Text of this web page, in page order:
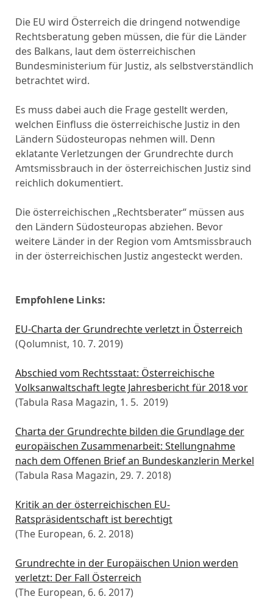
Die EU wird Österreich die dringend notwendige
Rechtsberatung geben müssen, die für die Länder
des Balkans, laut dem österreichischen
Bundesministerium für Justiz, als selbstverständlich
betrachtet wird.
Es muss dabei auch die Frage gestellt werden,
welchen Einfluss die österreichische Justiz in den
Ländern Südosteuropas nehmen will. Denn
eklatante Verletzungen der Grundrechte durch
Amtsmissbrauch in der österreichischen Justiz sind
reichlich dokumentiert.
Die österreichischen „Rechtsberater“ müssen aus
den Ländern Südosteuropas abziehen. Bevor
weitere Länder in der Region vom Amtsmissbrauch
in der österreichischen Justiz angesteckt werden.
Empfohlene Links:
EU-Charta der Grundrechte verletzt in Österreich
(Qolumnist, 10. 7. 2019)
Abschied vom Rechtsstaat: Österreichische
Volksanwaltschaft legte Jahresbericht für 2018 vor
(Tabula Rasa Magazin, 1. 5. 2019)
Charta der Grundrechte bilden die Grundlage der
europäischen Zusammenarbeit: Stellungnahme
nach dem Offenen Brief an Bundeskanzlerin Merkel
(Tabula Rasa Magazin, 29. 7. 2018)
Kritik an der österreichischen EU-
Ratspräsidentschaft ist berechtigt
(The European, 6. 2. 2018)
Grundrechte in der Europäischen Union werden
verletzt: Der Fall Österreich
(The European, 6. 6. 2017)